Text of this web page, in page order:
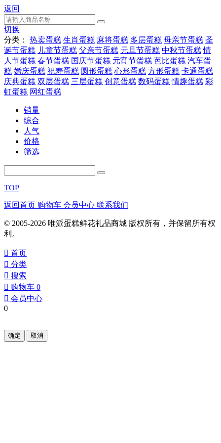
返回
切换
分类：
热卖蛋糕 生肖蛋糕 麻将蛋糕 多层蛋糕 母亲节蛋糕 圣
诞节蛋糕 儿童节蛋糕 父亲节蛋糕 元旦节蛋糕 中秋节蛋糕 情
人节蛋糕 春节蛋糕 国庆节蛋糕 元宵节蛋糕 芭比蛋糕 汽车蛋
糕 婚庆蛋糕 祝寿蛋糕 圆形蛋糕 心形蛋糕 方形蛋糕 卡通蛋糕
庆典蛋糕 双层蛋糕 三层蛋糕 创意蛋糕 数码蛋糕 情趣蛋糕 彩
虹蛋糕 网红蛋糕
销量
综合
人气
价格
筛选
TOP
返回首页 购物车 会员中心 联系我们
© 2005-2026 唯派蛋糕鲜花礼品商城 版权所有，并保留所有权
利。
󰀁 首页
󰀂 分类
󰀃 搜索
󰀄 购物车 0
󰀅 会员中心
0
确定 取消